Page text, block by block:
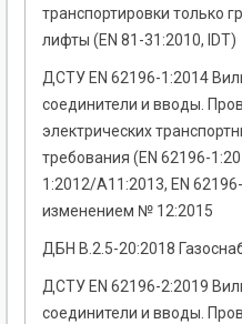
транспортировки только
лифты (EN 81-31:2010, IDT)
ДСТУ EN 62196-1:2014
соединители и вводы.
электрических
требования (EN 62196-
1:2012/A11:2013, EN
изменением № 12:2015
ДБН В.2.5-20:2018
ДСТУ EN 62196-2:2019
соединители и вводы.